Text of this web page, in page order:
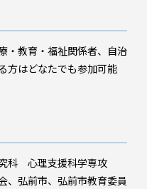
・教育・福祉関係者、自治
方はどなたでも参加可能
究科 心理支援科学専攻
、弘前市、弘前市教育委員